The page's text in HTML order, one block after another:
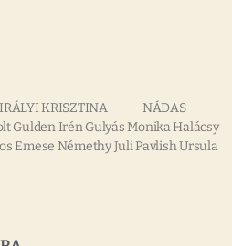
KRISZTINA NÁDAS
Gulden Irén Gulyás Monika Halácsy
Emese Némethy Juli Pavlish Ursula